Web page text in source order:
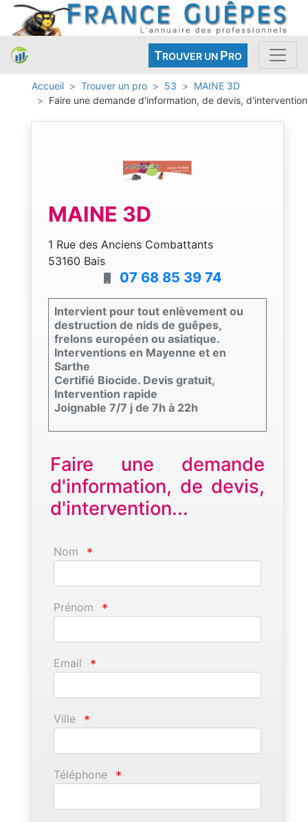
TROUVER UN PRO
Accueil Trouver un pro 53
MAINE 3D
Faire une demande d'information, de devis, d'intervention
MAINE 3D
1 Rue des Anciens Combattants
53160 Bais
07 68 85 39 74
Intervient pour tout enlèvement ou
destruction de nids de guêpes,
frelons européen ou asiatique.
Interventions en Mayenne et en
Sarthe
Certifié Biocide. Devis gratuit,
Intervention rapide
Joignable 7/7 j de 7h à 22h
Faire une demande
d'information, de devis,
d'intervention...
Nom *
Prénom *
Email *
Ville *
Téléphone *